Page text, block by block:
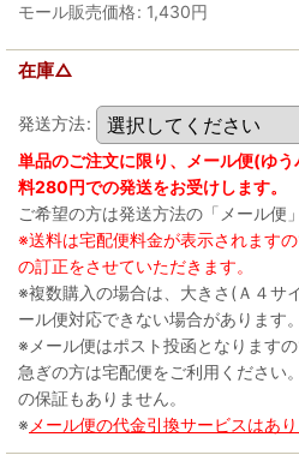
モール販売価格: 1,430円
在庫△
発送方法:
単品のご注文に限り、メール便(ゆ
料280円での発送をお受けします。
ご希望の方は発送方法の「メール便
※送料は宅配便料金が表示されます
の訂正をさせていただきます。
※複数購入の場合は、大きさ(Ａ４サ
ール便対応できない場合があります。
※メール便はポスト投函となります
急ぎの方は宅配便をご利用ください
の保証もありません。
※ メール便の代金引換サービスはあり